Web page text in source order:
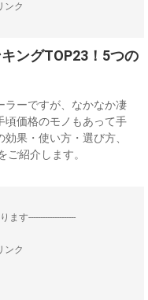
ンク
ングTOP23！5つの
ラーですが、なかなか凄
頃価格のモノもあって手
果・使い方・選び方、
紹介します。
ます--------------------
ンク